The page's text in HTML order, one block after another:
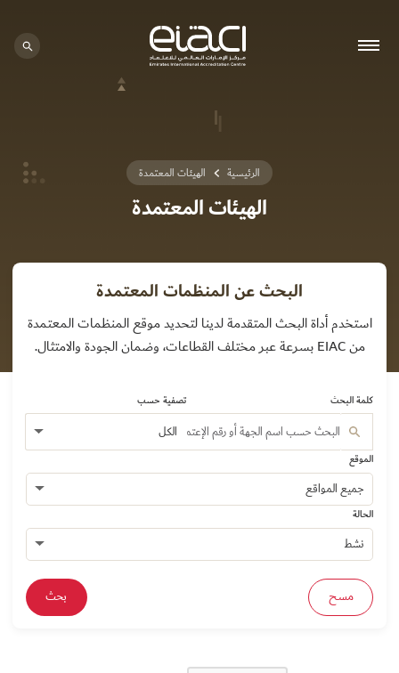
الرئيسية الهيئات المعتمدة
الهيئات المعتمدة
البحث عن المنظمات المعتمدة
استخدم أداة البحث المتقدمة لدينا لتحديد موقع المنظمات المعتمدة
من EIAC بسرعة عبر مختلف القطاعات، وضمان الجودة والامتثال.
كلمة البحث تصفية حسب
الموقع
الحالة
مسح